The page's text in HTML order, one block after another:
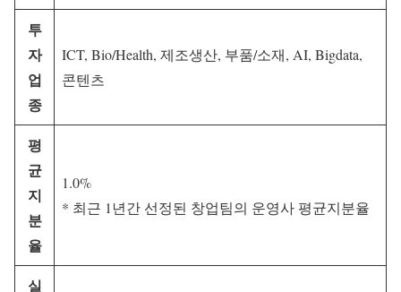
투
자
업
종
ICT, Bio/Health, 제조생산, 부품/소재, AI, Bigdata,
콘텐츠
평
균
지
분
율
1.0%
* 최근 1년간 선정된 창업팀의 운영사 평균지분율
실